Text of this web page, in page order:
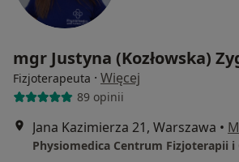
mgr Justyna (Kozłowska)
Fizjoterapeuta · Więcej
89 opinii
Jana Kazimierza 21, Warszawa •
Physiomedica Centrum Fizjoterapii i